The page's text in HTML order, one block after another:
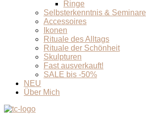
Ringe
Selbsterkenntnis & Seminare
Accessoires
Ikonen
Rituale des Alltags
Rituale der Schönheit
Skulpturen
Fast ausverkauft!
SALE bis -50%
NEU
Über Mich